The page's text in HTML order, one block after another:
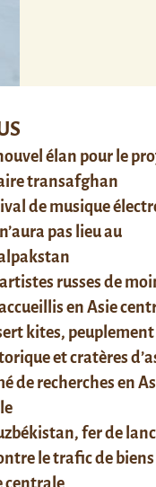
élan pour le
transafghan
de musique
pas lieu au
russes de
en Asie
kites, peuplement
et cratères
de recherches en
fer de
le trafic de
centrale